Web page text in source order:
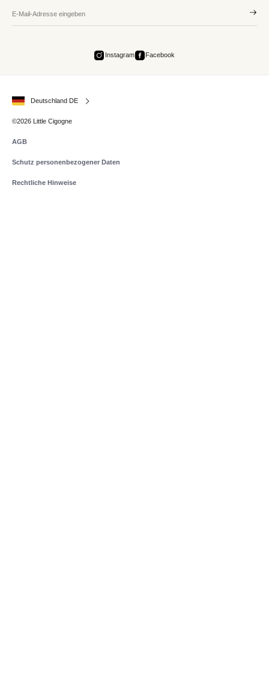
Instagram Facebook
Deutschland DE
©2026 Little Cigogne
AGB
Schutz personenbezogener Daten
Rechtliche Hinweise